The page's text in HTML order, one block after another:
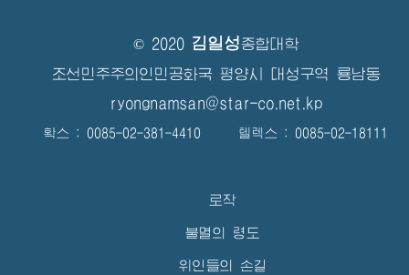
© 2020 김일성종합대학
조선민주주의인민공화국 평양시 대성구역 룡남동
ryongnamsan@star-co.net.kp
확스 : 0085-02-381-4410 텔렉스 : 0085-02-18111
로작
불멸의 령도
위인들의 손길